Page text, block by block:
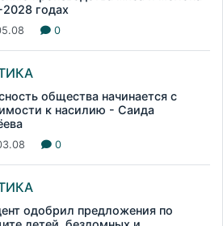
годах
0
общества начинается с
к насилию - Саида
0
одобрил предложения по